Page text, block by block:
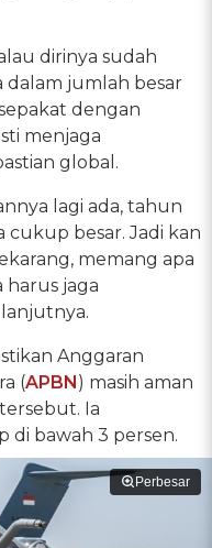
dirinya sudah
dalam jumlah besar
dengan
menjaga
global.
lagi ada, tahun
besar. Jadi kan
memang apa
harus jaga
Anggaran
(APBN) masih aman
Ia
di bawah 3 persen.
Perbesar